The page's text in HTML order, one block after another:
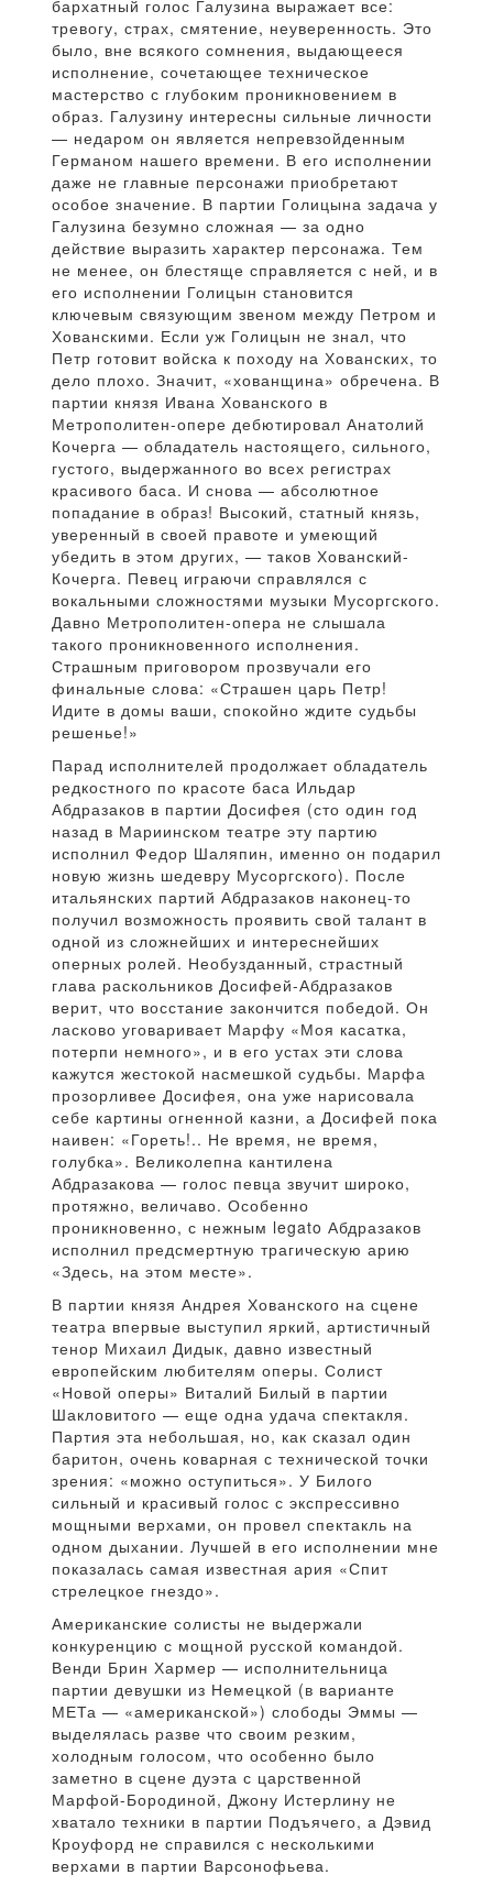
бархатный голос Галузина выражает все:
тревогу, страх, смятение, неуверенность. Это
было, вне всякого сомнения, выдающееся
исполнение, сочетающее техническое
мастерство с глубоким проникновением в
образ. Галузину интересны сильные личности
— недаром он является непревзойденным
Германом нашего времени. В его исполнении
даже не главные персонажи приобретают
особое значение. В партии Голицына задача у
Галузина безумно сложная — за одно
действие выразить характер персонажа. Тем
не менее, он блестяще справляется с ней, и в
его исполнении Голицын становится
ключевым связующим звеном между Петром и
Хованскими. Если уж Голицын не знал, что
Петр готовит войска к походу на Хованских, то
дело плохо. Значит, «хованщина» обречена. В
партии князя Ивана Хованского в
Метрополитен-опере дебютировал Анатолий
Кочерга — обладатель настоящего, сильного,
густого, выдержанного во всех регистрах
красивого баса. И снова — абсолютное
попадание в образ! Высокий, статный князь,
уверенный в своей правоте и умеющий
убедить в этом других, — таков Хованский-
Кочерга. Певец играючи справлялся с
вокальными сложностями музыки Мусоргского.
Давно Метрополитен-опера не слышала
такого проникновенного исполнения.
Страшным приговором прозвучали его
финальные слова: «Страшен царь Петр!
Идите в домы ваши, спокойно ждите судьбы
решенье!»
Парад исполнителей продолжает обладатель
редкостного по красоте баса Ильдар
Абдразаков в партии Досифея (сто один год
назад в Мариинском театре эту партию
исполнил Федор Шаляпин, именно он подарил
новую жизнь шедевру Мусоргского). После
итальянских партий Абдразаков наконец-то
получил возможность проявить свой талант в
одной из сложнейших и интереснейших
оперных ролей. Необузданный, страстный
глава раскольников Досифей-Абдразаков
верит, что восстание закончится победой. Он
ласково уговаривает Марфу «Моя касатка,
потерпи немного», и в его устах эти слова
кажутся жестокой насмешкой судьбы. Марфа
прозорливее Досифея, она уже нарисовала
себе картины огненной казни, а Досифей пока
наивен: «Гореть!.. Не время, не время,
голубка». Великолепна кантилена
Абдразакова — голос певца звучит широко,
протяжно, величаво. Особенно
проникновенно, с нежным legato Абдразаков
исполнил предсмертную трагическую арию
«Здесь, на этом месте».
В партии князя Андрея Хованского на сцене
театра впервые выступил яркий, артистичный
тенор Михаил Дидык, давно известный
европейским любителям оперы. Солист
«Новой оперы» Виталий Билый в партии
Шакловитого — еще одна удача спектакля.
Партия эта небольшая, но, как сказал один
баритон, очень коварная с технической точки
зрения: «можно оступиться». У Билого
сильный и красивый голос с экспрессивно
мощными верхами, он провел спектакль на
одном дыхании. Лучшей в его исполнении мне
показалась самая известная ария «Спит
стрелецкое гнездо».
Американские солисты не выдержали
конкуренцию с мощной русской командой.
Венди Брин Хармер — исполнительница
партии девушки из Немецкой (в варианте
МЕТа — «американской») слободы Эммы —
выделялась разве что своим резким,
холодным голосом, что особенно было
заметно в сцене дуэта с царственной
Марфой-Бородиной, Джону Истерлину не
хватало техники в партии Подъячего, а Дэвид
Кроуфорд не справился с несколькими
верхами в партии Варсонофьева.